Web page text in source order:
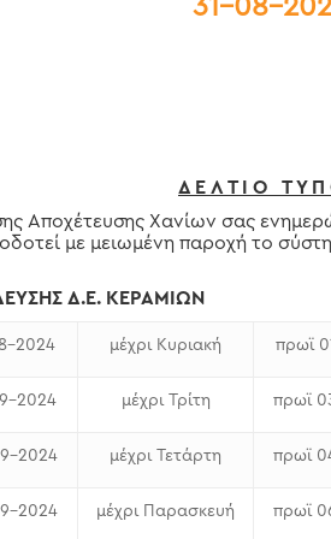
31-08-
Δ Ε Λ Τ Ι Ο Τ Υ Π
Αποχέτευσης Χανίων σας
με μειωμένη παροχή το
Δ.Ε. ΚΕΡΑΜΙΩΝ
2024 μέχρι Κυριακή πρωϊ
2024 μέχρι Τρίτη πρωϊ
2024 μέχρι Τετάρτη πρωϊ
2024 μέχρι Παρασκευή πρωϊ